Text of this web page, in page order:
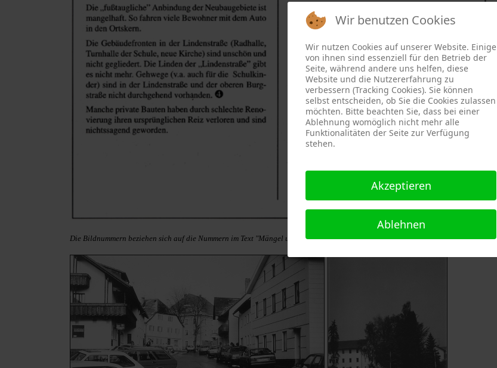
Die Bildnummern beziehen sich auf die Nummern im Text "Mängel und Lösungsvorschläge".
Wir benutzen Cookies
Wir nutzen Cookies auf unserer Website. Einige
von ihnen sind essenziell für den Betrieb der
Seite, während andere uns helfen, diese
Website und die Nutzererfahrung zu
verbessern (Tracking Cookies). Sie können
selbst entscheiden, ob Sie die Cookies zulassen
möchten. Bitte beachten Sie, dass bei einer
Ablehnung womöglich nicht mehr alle
Funktionalitäten der Seite zur Verfügung
stehen.
Akzeptieren
Ablehnen